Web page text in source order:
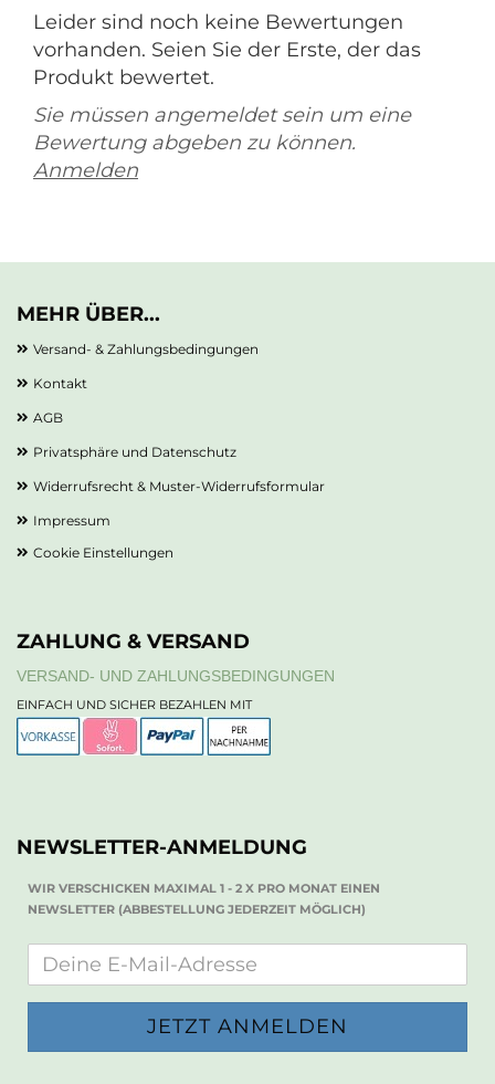
Leider sind noch keine Bewertungen
vorhanden. Seien Sie der Erste, der das
Produkt bewertet.
Sie müssen angemeldet sein um eine
Bewertung abgeben zu können.
Anmelden
MEHR ÜBER...
Versand- & Zahlungsbedingungen
Kontakt
AGB
Privatsphäre und Datenschutz
Widerrufsrecht & Muster-Widerrufsformular
Impressum
Cookie Einstellungen
ZAHLUNG & VERSAND
VERSAND- UND ZAHLUNGSBEDINGUNGEN
EINFACH UND SICHER BEZAHLEN MIT
NEWSLETTER-ANMELDUNG
WIR VERSCHICKEN MAXIMAL 1 - 2 X PRO MONAT EINEN
NEWSLETTER (ABBESTELLUNG JEDERZEIT MÖGLICH)